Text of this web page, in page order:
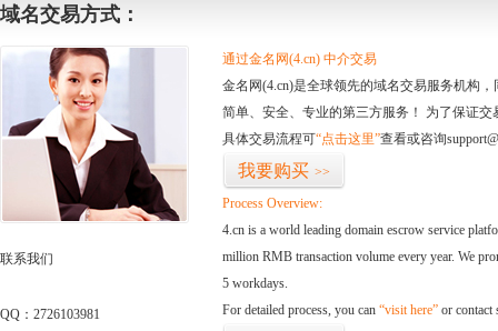
域名交易方式：
联系我们
QQ：2726103981
通过金名网(4.cn) 中介交易
金名网(4.cn)是全球领先的域名交易服务机构
简单、安全、专业的第三方服务！ 为了保证
具体交易流程可“点击这里”查看或咨询
我要购买 >>
Process Overview:
4.cn is a world leading domain escrow service
million RMB transaction volume every year. We
5 workdays.
For detailed process, you can “visit here” or contact